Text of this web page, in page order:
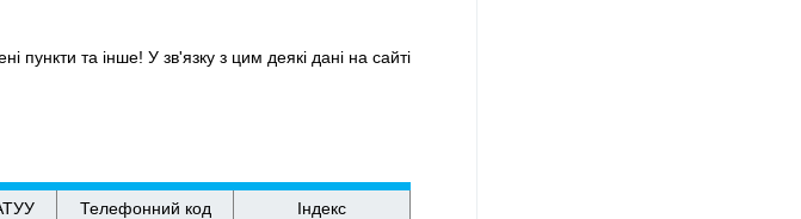
пункти та інше! У зв'язку з цим деякі дані на сайті
Телефонний код
Індекс